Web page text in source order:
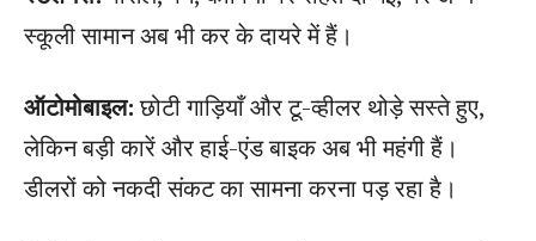
स्कूली सामान अब भी कर के दायरे में हैं।
ऑटोमोबाइल:छोटी गाड़ियाँ और टू-व्हीलर थोड़े सस्ते हुए,
लेकिन बड़ी कारें और हाई-एंड बाइक अब भी महंगी हैं।
डीलरों को नकदी संकट का सामना करना पड़ रहा है।